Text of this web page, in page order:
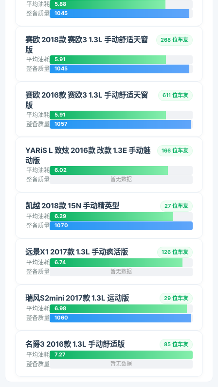
平均油耗 5.88
整备质量 1045
赛欧 2018款 赛欧3 1.3L 手动舒适天窗
版
268 位车友
平均油耗 5.91
整备质量 1045
赛欧 2016款 赛欧3 1.3L 手动舒适天窗
版
611 位车友
平均油耗 5.91
整备质量 1057
YARiS L 致炫 2016款 改款 1.3E 手动魅
动版
166 位车友
平均油耗 6.02
整备质量 暂无数据
凯越 2018款 15N 手动精英型 27 位车友
平均油耗 6.29
整备质量 1070
远景X1 2017款 1.3L 手动疯活版 126 位车友
平均油耗 6.74
整备质量 暂无数据
瑞风S2mini 2017款 1.3L 运动版 29 位车友
平均油耗 6.98
整备质量 1060
名爵3 2016款 1.3L 手动舒适版 85 位车友
平均油耗 7.27
整备质量 暂无数据